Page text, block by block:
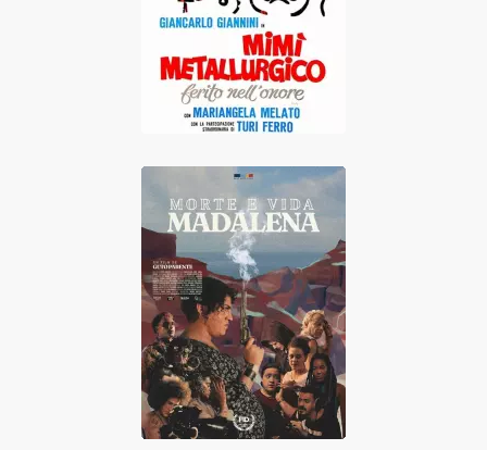
honneur
Morte e Vida
Madalena